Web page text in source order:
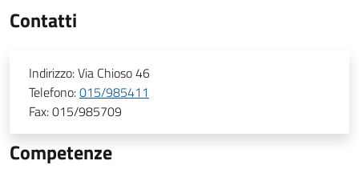
Contatti
Indirizzo:Via Chioso 46
Telefono:015/985411
Fax:015/985709
Competenze